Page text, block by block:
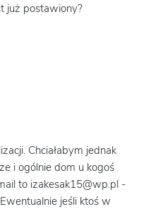
już postawiony?
Chciałabym jednak
i ogólnie dom u kogoś
to izakesak15@wp.pl -
jeśli ktoś w